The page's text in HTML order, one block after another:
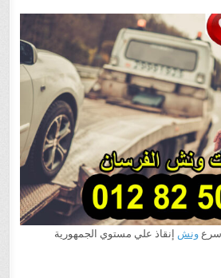
ونش إنقاذ علي مستوي الجمهورية